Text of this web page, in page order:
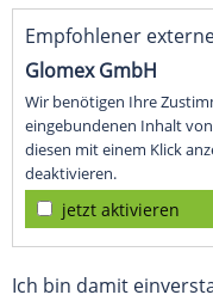
Empfohlener
Glomex GmbH
Wir benötigen Ihre
eingebundenen Inhalt
diesen mit einem Klick
deaktivieren.
jetzt aktivieren
Ich bin damit